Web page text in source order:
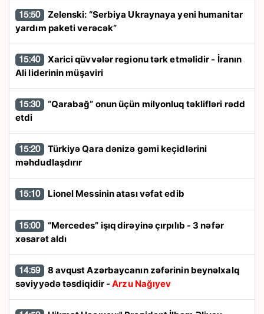
15:50
yardım paketi verəcək”
15:40
Ali liderinin müşaviri
15:30
etdi
15:20
məhdudlaşdırır
15:10 Lionel Messinin atası vəfat edib
15:00
xəsarət aldı
14:59
səviyyədə təsdiqidir -Arzu Nağıyev